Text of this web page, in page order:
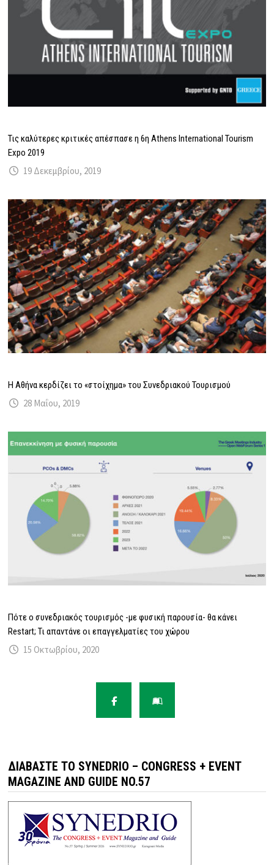
Τις καλύτερες κριτικές απέσπασε η 6η Athens International Tourism
Expo 2019
19 Δεκεμβρίου, 2019
Η Αθήνα κερδίζει το «στοίχημα» του Συνεδριακού Τουρισμού
28 Μαΐου, 2019
Πότε ο συνεδριακός τουρισμός -με φυσική παρουσία- θα κάνει
Restart; Τι απαντάνε οι επαγγελματίες του χώρου
15 Οκτωβρίου, 2020
ΔΙΑΒΆΣΤΕ ΤΟ SYNEDRIO – CONGRESS + EVENT
MAGAZINE AND GUIDE NO.57